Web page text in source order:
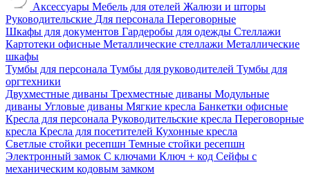
Аксессуары Мебель для отелей Жалюзи и шторы
Руководительские Для персонала Переговорные
Шкафы для документов Гардеробы для одежды Стеллажи
Картотеки офисные Металлические стеллажи Металлические
шкафы
Тумбы для персонала Тумбы для руководителей Тумбы для
оргтехники
Двухместные диваны Трехместные диваны Модульные
диваны Угловые диваны Мягкие кресла Банкетки офисные
Кресла для персонала Руководительские кресла Переговорные
кресла Кресла для посетителей Кухонные кресла
Светлые стойки ресепшн Темные стойки ресепшн
Электронный замок С ключами Ключ + код Сейфы с
механическим кодовым замком